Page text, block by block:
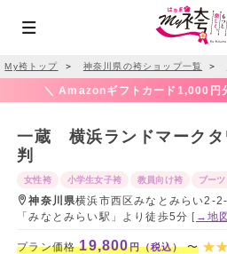
My袴トップ ＞ 神奈川県の袴ショップ一覧 ＞
＼ Amazonギフトカード1,000円
一蔵 横浜ランドマークタ
判
女性袴 小学生女子袴 教員向け袴 ブーツ
神奈川県横浜市西区みなとみらい2-
「みなとみらい駅」より徒歩5分[→地
プラン価格19,800円（税込）〜